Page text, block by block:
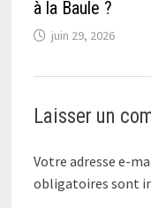
à la Baule ?
juin 29, 2026
Laisser un
Votre adresse e-
obligatoires sont